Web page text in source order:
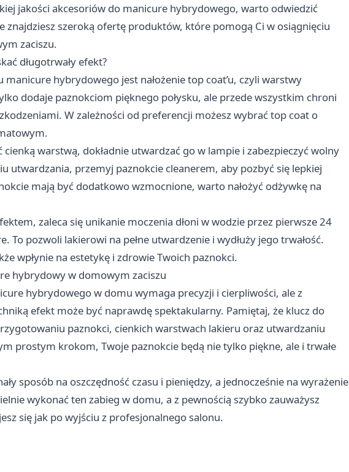
jakości akcesoriów do manicure hybrydowego, warto odwiedzić
znajdziesz szeroką ofertę produktów, które pomogą Ci w osiągnięciu
zaciszu.
długotrwały efekt?
hybrydowego jest nałożenie top coat’u, czyli warstwy
dodaje paznokciom pięknego połysku, ale przede wszystkim chroni
W zależności od preferencji możesz wybrać top coat o
cienką warstwą, dokładnie utwardzać go w lampie i zabezpieczyć wolny
utwardzania, przemyj paznokcie cleanerem, aby pozbyć się lepkiej
mają być dodatkowo wzmocnione, warto nałożyć odżywkę na
zaleca się unikanie moczenia dłoni w wodzie przez pierwsze 24
To pozwoli lakierowi na pełne utwardzenie i wydłuży jego trwałość.
wpłynie na estetykę i zdrowie Twoich paznokci.
hybrydowy w domowym zaciszu
hybrydowego w domu wymaga precyzji i cierpliwości, ale z
efekt może być naprawdę spektakularny. Pamiętaj, że klucz do
paznokci, cienkich warstwach lakieru oraz utwardzaniu
prostym krokom, Twoje paznokcie będą nie tylko piękne, ale i trwałe
sposób na oszczędność czasu i pieniędzy, a jednocześnie na wyrażenie
wykonać ten zabieg w domu, a z pewnością szybko zauważysz
się jak po wyjściu z profesjonalnego salonu.